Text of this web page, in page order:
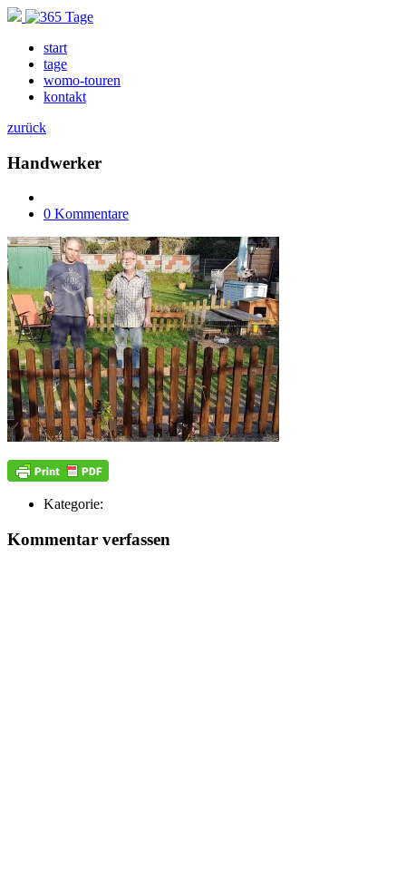
start
tage
womo-touren
kontakt
zurück
Handwerker
0 Kommentare
Kategorie:
Kommentar verfassen